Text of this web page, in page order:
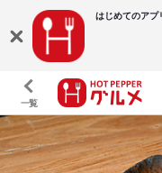
はじめてのアプ
一覧